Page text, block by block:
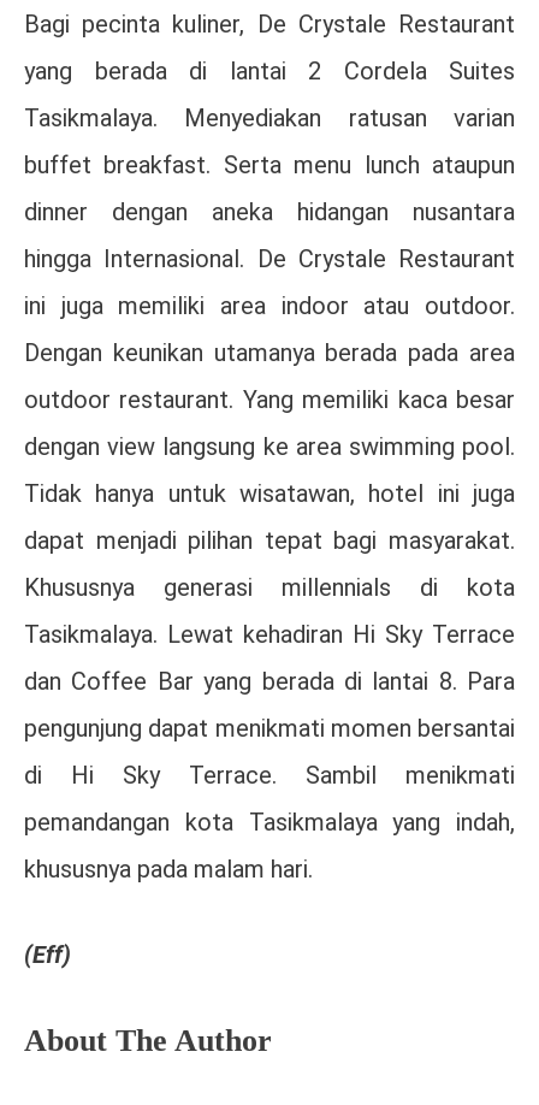
Bagi pecinta kuliner, De Crystale Restaurant
yang berada di lantai 2 Cordela Suites
Tasikmalaya. Menyediakan ratusan varian
buffet breakfast. Serta menu lunch ataupun
dinner dengan aneka hidangan nusantara
hingga Internasional. De Crystale Restaurant
ini juga memiliki area indoor atau outdoor.
Dengan keunikan utamanya berada pada area
outdoor restaurant. Yang memiliki kaca besar
dengan view langsung ke area swimming pool.
Tidak hanya untuk wisatawan, hotel ini juga
dapat menjadi pilihan tepat bagi masyarakat.
Khususnya generasi millennials di kota
Tasikmalaya. Lewat kehadiran Hi Sky Terrace
dan Coffee Bar yang berada di lantai 8. Para
pengunjung dapat menikmati momen bersantai
di Hi Sky Terrace. Sambil menikmati
pemandangan kota Tasikmalaya yang indah,
khususnya pada malam hari.
(Eff)
About The Author